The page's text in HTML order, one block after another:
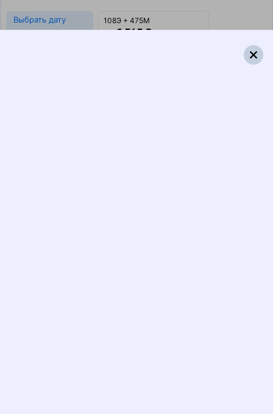
Выбрать дату
поездки
108Э + 475М
от6 515 ₽